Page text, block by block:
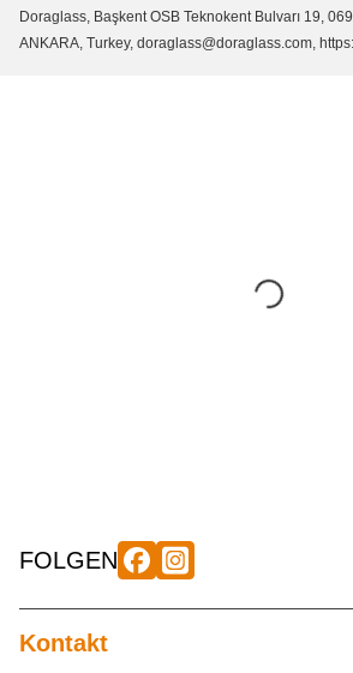
Doraglass, Başkent OSB Teknokent Bulvarı 19,
ANKARA, Turkey, doraglass@doraglass.com,
FOLGEN
Kontakt